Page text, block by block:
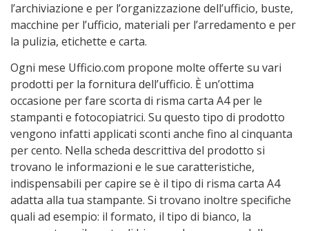
l’archiviazione e per l’organizzazione dell’ufficio, buste,
macchine per l’ufficio, materiali per l’arredamento e per
la pulizia, etichette e carta.
Ogni mese Ufficio.com propone molte offerte su vari
prodotti per la fornitura dell’ufficio. È un’ottima
occasione per fare scorta di risma carta A4 per le
stampanti e fotocopiatrici. Su questo tipo di prodotto
vengono infatti applicati sconti anche fino al cinquanta
per cento. Nella scheda descrittiva del prodotto si
trovano le informazioni e le sue caratteristiche,
indispensabili per capire se è il tipo di risma carta A4
adatta alla tua stampante. Si trovano inoltre specifiche
quali ad esempio: il formato, il tipo di bianco, la